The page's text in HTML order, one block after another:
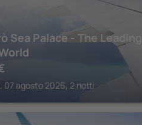
Sea Palace - The
07 agosto 2026, 2 notti